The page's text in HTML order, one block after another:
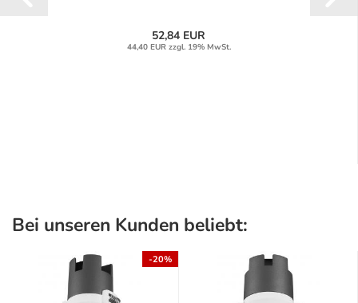
52,84 EUR
44,40 EUR zzgl. 19% MwSt.
Bei unseren Kunden beliebt:
-20%